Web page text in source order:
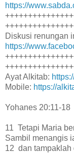
https://
Diskusi renungan
https://
Ayat Alkitab:
Mobile: https://
Yohanes 20:11-18
11 Tetapi Maria
Sambil menangis
12 dan tampaklah